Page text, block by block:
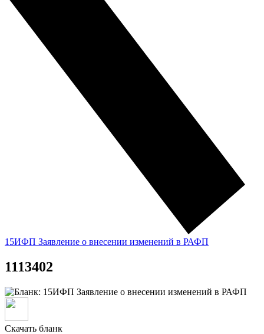
15ИФП Заявление о внесении изменений в РАФП
1113402
Скачать бланк